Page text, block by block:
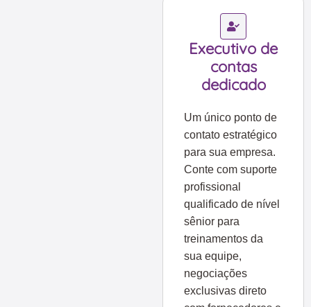
Executivo de
contas
dedicado
Um único ponto de
contato estratégico
para sua empresa.
Conte com suporte
profissional
qualificado de nível
sênior para
treinamentos da
sua equipe,
negociações
exclusivas direto